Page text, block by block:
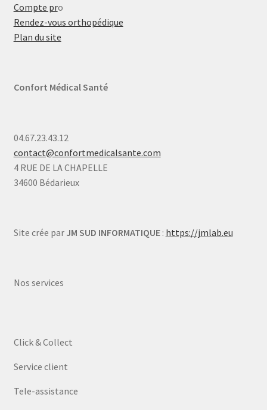
Compte pro
Rendez-vous orthopédique
Plan du site
Confort Médical Santé
04.67.23.43.12
contact@confortmedicalsante.com
4 RUE DE LA CHAPELLE
34600 Bédarieux
Site crée par JM SUD INFORMATIQUE: https://jmlab.eu
Nos services
Click & Collect
Service client
Tele-assistance